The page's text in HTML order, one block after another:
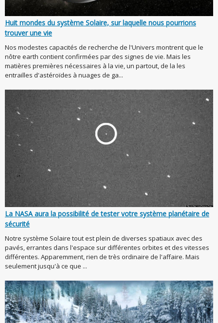
Huit mondes du système Solaire, sur laquelle nous pourrions
trouver une vie
Nos modestes capacités de recherche de l'Univers montrent que le
nôtre earth contient confirmées par des signes de vie. Mais les
matières premières nécessaires à la vie, un partout, de la les
entrailles d'astéroïdes à nuages de ga...
La NASA aura la possibilité de tester votre système planétaire de
sécurité
Notre système Solaire tout est plein de diverses spatiaux avec des
pavés, errantes dans l'espace sur différentes orbites et des vitesses
différentes. Apparemment, rien de très ordinaire de l'affaire. Mais
seulement jusqu'à ce que ...